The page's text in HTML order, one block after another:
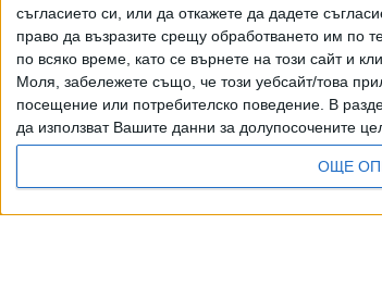
съгласието си, или да откажете да дадете
право да възразите срещу обработването им по
по всяко време, като се върнете на този сайт и
Моля, забележете също, че този уебсайт/това
посещение или потребителско поведение. В
да използват Вашите данни за долупосочените
ОЩЕ
Всички права